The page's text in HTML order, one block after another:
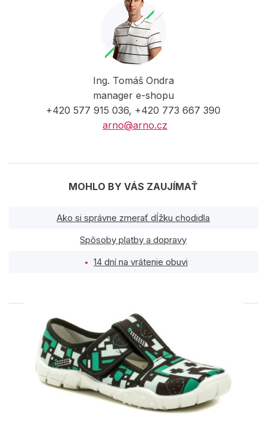
Ing. Tomáš Ondra
manager e-shopu
+420 577 915 036, +420 773 667 390
arno@arno.cz
MOHLO BY VÁS ZAUJÍMAŤ
Ako si správne zmerať dĺžku chodidla
Spôsoby platby a dopravy
14 dní na vrátenie obuvi
PODOBNÉ PRODUKTY